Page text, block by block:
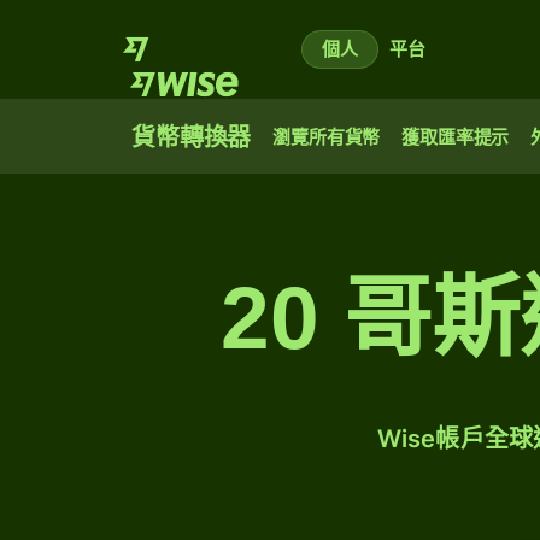
個人 平台
貨幣轉換器 瀏覽所有貨幣 獲取匯率提示
20 哥
Wise帳戶全球